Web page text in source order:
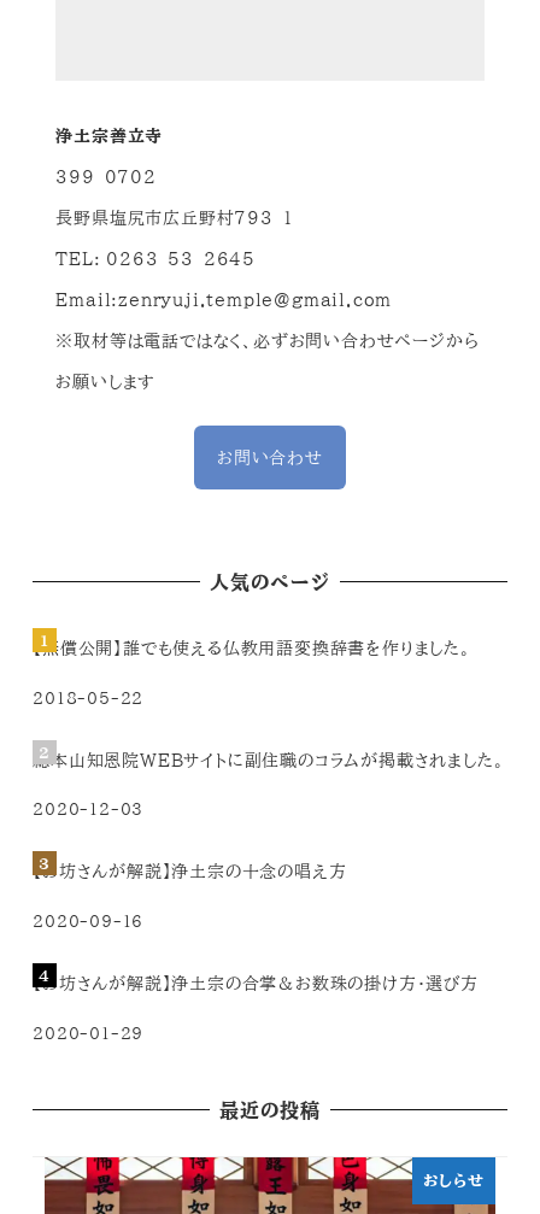
浄土宗善立寺
399-0702
長野県塩尻市広丘野村793-1
TEL: 0263-53-2645
Email:zenryuji.temple@gmail.com
※取材等は電話ではなく、必ずお問い合わせページから
お願いします
お問い合わせ
人気のページ
【無償公開】誰でも使える仏教用語変換辞書を作りました。
2018-05-22
総本山知恩院WEBサイトに副住職のコラムが掲載されました。
2020-12-03
【お坊さんが解説】浄土宗の十念の唱え方
2020-09-16
【お坊さんが解説】浄土宗の合掌＆お数珠の掛け方・選び方
2020-01-29
最近の投稿
おしらせ